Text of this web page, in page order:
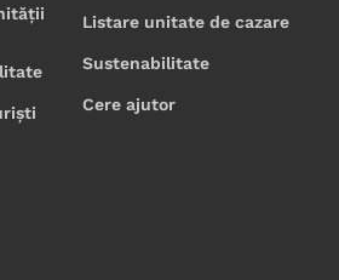
Listare unitate de cazare
Sustenabilitate
Cere ajutor